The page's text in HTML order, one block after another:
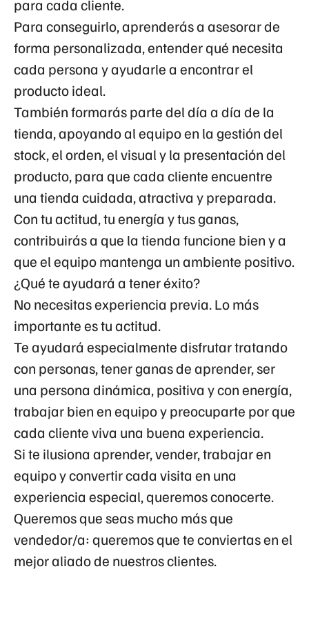
para cada cliente.
Para conseguirlo, aprenderás a asesorar de
forma personalizada, entender qué necesita
cada persona y ayudarle a encontrar el
producto ideal.
También formarás parte del día a día de la
tienda, apoyando al equipo en la gestión del
stock, el orden, el visual y la presentación del
producto, para que cada cliente encuentre
una tienda cuidada, atractiva y preparada.
Con tu actitud, tu energía y tus ganas,
contribuirás a que la tienda funcione bien y a
que el equipo mantenga un ambiente positivo.
¿Qué te ayudará a tener éxito?
No necesitas experiencia previa. Lo más
importante es tu actitud.
Te ayudará especialmente disfrutar tratando
con personas, tener ganas de aprender, ser
una persona dinámica, positiva y con energía,
trabajar bien en equipo y preocuparte por que
cada cliente viva una buena experiencia.
Si te ilusiona aprender, vender, trabajar en
equipo y convertir cada visita en una
experiencia especial, queremos conocerte.
Queremos que seas mucho más que
vendedor/a: queremos que te conviertas en el
mejor aliado de nuestros clientes.